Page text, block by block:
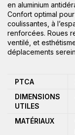
en aluminium
Confort optimal
coulissantes, à
renforcées. Roues
ventilé, et
déplacements
PTCA
DIMENSIONS
UTILES
MATÉRIAUX